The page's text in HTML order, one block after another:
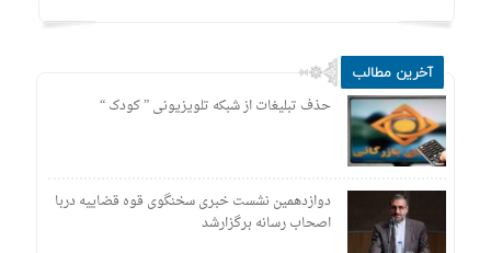
آخرین مطالب
حذف تبلیغات از شبکه تلویزیونی ” کودک “
دوازدهمین نشست خبری سخنگوی قوه قضاییه دربا
اصحاب رسانه برگزارشد